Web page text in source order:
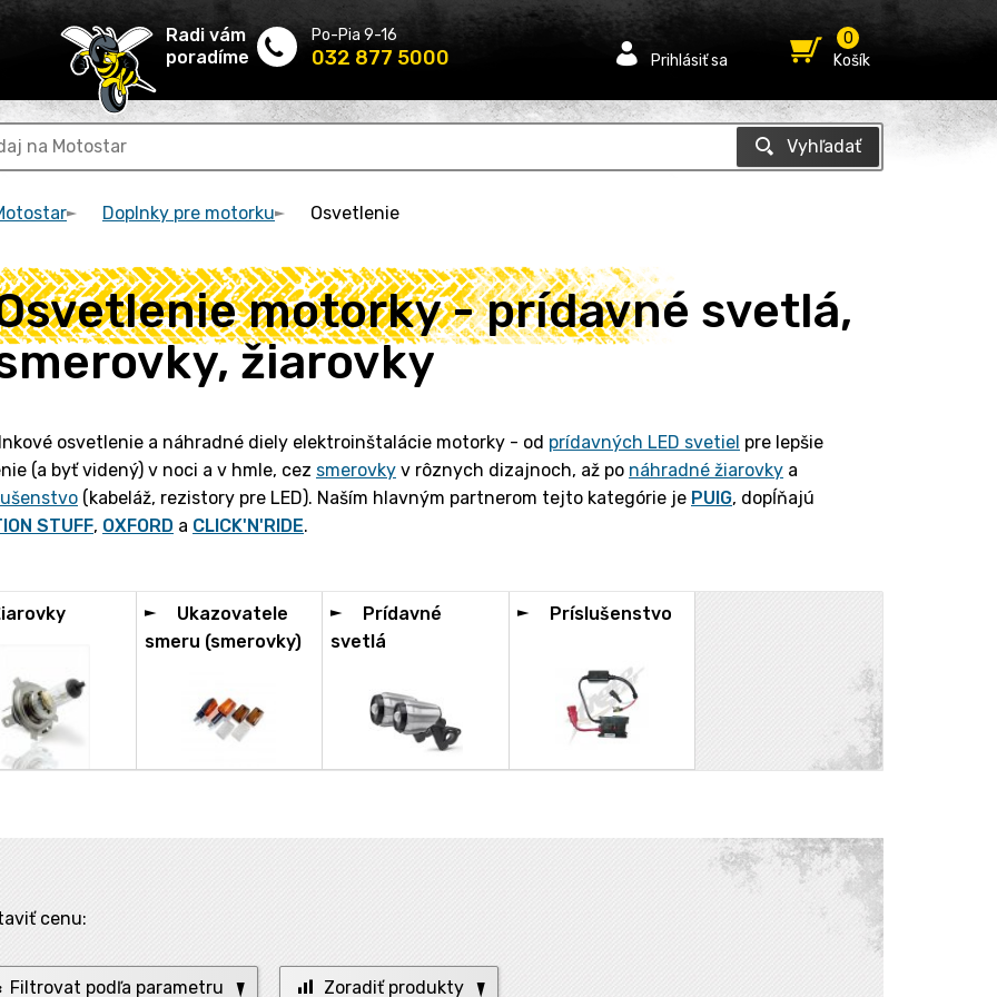
Prihlásiť sa
0
Košík
Radi vám
poradíme
Po-Pia 9-16
032 877 5000
Doplnky pre motorku Osvetlenie
motorky - prídavné svetlá,
žiarovky
osvetlenie a náhradné diely elektroinštalácie motorky - od prídavných LED svetiel pre lepšie
(a byť videný) v noci a v hmle, cez smerovky v rôznych dizajnoch, až po náhradné žiarovky a
(kabeláž, rezistory pre LED). Naším hlavným partnerom tejto kategórie je PUIG, dopĺňajú
STUFF, OXFORD a CLICK'N'RIDE.
Ukazovatele
smeru (smerovky)
Prídavné
svetlá
Príslušenstvo
cenu:
Filtrovat podľa parametru Zoradiť produkty